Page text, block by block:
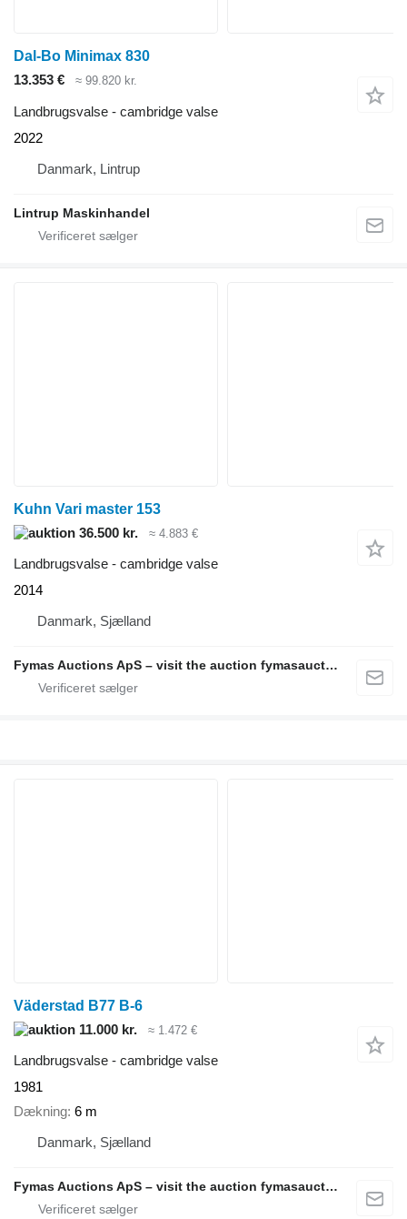
Dal-Bo Minimax 830
13.353 €
≈ 99.820 kr.
Landbrugsvalse - cambridge valse
2022
Danmark, Lintrup
Lintrup Maskinhandel
Kuhn Vari master 153
36.500 kr.
≈ 4.883 €
Landbrugsvalse - cambridge valse
2014
Danmark, Sjælland
Fymas Auctions ApS – visit the auction fymasauctions.dk
Väderstad B77 B-6
11.000 kr.
≈ 1.472 €
Landbrugsvalse - cambridge valse
1981
Dækning 6 m
Danmark, Sjælland
Fymas Auctions ApS – visit the auction fymasauctions.dk